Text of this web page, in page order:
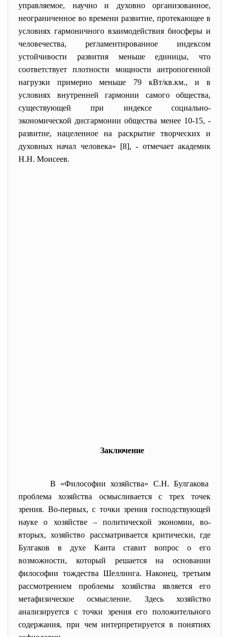
управляемое, научно и духовно организованное,
неограниченное во времени развитие, протекающее в
условиях гармоничного взаимодействия биосферы и
человечества, регламентированное индексом
устойчивости развития меньше единицы, что
соответствует плотности мощности антропогенной
нагрузки примерно меньше 79 кВт/кв.км., и в
условиях внутренней гармонии самого общества,
существующей при индексе социально-
экономической дисгармонии общества менее 10-15, -
развитие, нацеленное на раскрытие творческих и
духовных начал человека» [8], - отмечает академик
Н.Н. Моисеев.
Заключение
В «Философии хозяйства» С.Н. Булгакова
проблема хозяйства осмысливается с трех точек
зрения. Во-первых, с точки зрения господствующей
науке о хозяйстве – политической экономии, во-
вторых, хозяйство рассматривается критически, где
Булгаков в духе Канта ставит вопрос о его
возможности, который решается на основании
философии тождества Шеллинга. Наконец, третьим
рассмотрением проблемы хозяйства является его
метафизическое осмысление. Здесь хозяйство
анализируется с точки зрения его положительного
содержания, при чем интерпретируется в понятиях